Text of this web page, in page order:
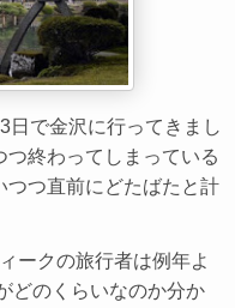
日で金沢に行ってきまし
終わってしまっている
つ直前にどたばたと計
ークの旅行者は例年よ
どのくらいなのか分か